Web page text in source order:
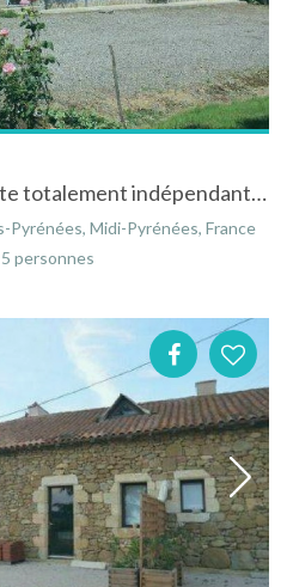
Région Midi Pyrénées Gîte totalement indépendant à Castera-Lou près Tarbes et Lourdes
Pyrénées, Midi-Pyrénées, France
5 personnes